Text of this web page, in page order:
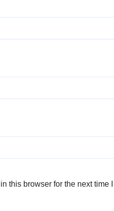
this browser for the next time